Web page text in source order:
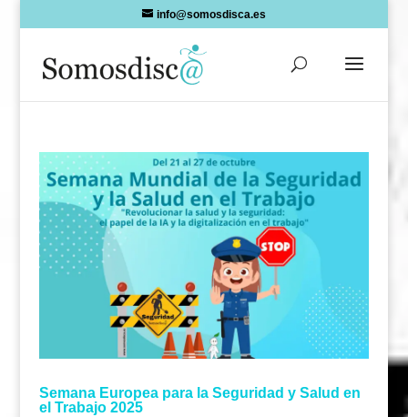
info@somosdisca.es
Semana Europea para la Seguridad y Salud en
el Trabajo 2025